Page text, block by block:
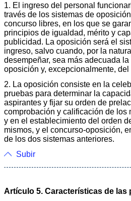
1. El ingreso del personal
través de los sistemas de
concurso libres, en los que se
principios de igualdad, mérito y
publicidad. La oposición será el
ingreso, salvo cuando, por la
desempeñar, sea más adecuada
oposición y, excepcionalmente, del
2. La oposición consiste en la
pruebas para determinar la
aspirantes y fijar su orden de
comprobación y calificación de los
y en el establecimiento del orden
mismos, y el concurso-oposición,
de los dos sistemas anteriores.
Subir
Artículo 5. Características de las